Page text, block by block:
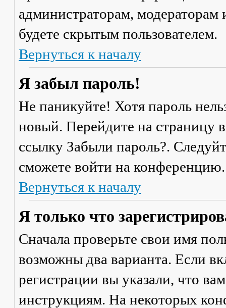
администраторам,
будете скрытым пользователем.
Вернуться к началу
Я забыл пароль!
Не паникуйте! Хотя пароль
новый. Перейдите на страницу
ссылку Забыли пароль?.
сможете войти на конференцию.
Вернуться к началу
Я только что
Сначала проверьте свои имя
возможны два варианта. Если
регистрации вы указали, что
инструкциям. На некоторых